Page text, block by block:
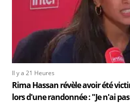
Il y a 21 Heures
Rima Hassan révèle avoir été
lors d'une randonnée : "Je n'ai